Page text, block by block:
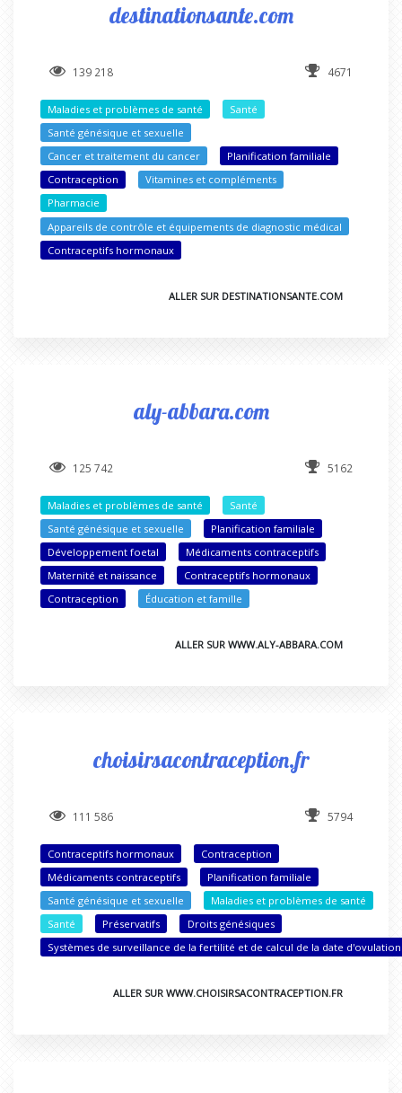
destinationsante.com
139 218 4671
Maladies et problèmes de santé
Santé
Santé génésique et sexuelle
Cancer et traitement du cancer
Planification familiale
Contraception
Vitamines et compléments
Pharmacie
Appareils de contrôle et équipements de diagnostic médical
Contraceptifs hormonaux
ALLER SUR DESTINATIONSANTE.COM
aly-abbara.com
125 742 5162
Maladies et problèmes de santé
Santé
Santé génésique et sexuelle
Planification familiale
Développement foetal
Médicaments contraceptifs
Maternité et naissance
Contraceptifs hormonaux
Contraception
Éducation et famille
ALLER SUR WWW.ALY-ABBARA.COM
choisirsacontraception.fr
111 586 5794
Contraceptifs hormonaux
Contraception
Médicaments contraceptifs
Planification familiale
Santé génésique et sexuelle
Maladies et problèmes de santé
Santé
Préservatifs
Droits génésiques
Systèmes de surveillance de la fertilité et de calcul de la date d'ovulation
ALLER SUR WWW.CHOISIRSACONTRACEPTION.FR